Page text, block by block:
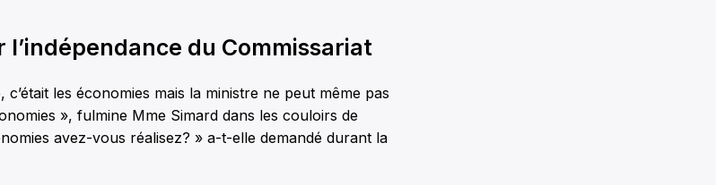
du Commissariat
c’était les économies mais la ministre ne peut même pas
», fulmine Mme Simard dans les couloirs de
avez-vous réalisez? » a-t-elle demandé durant la